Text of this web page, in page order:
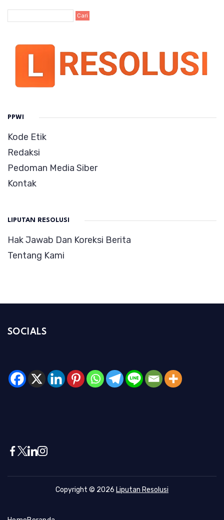
PPWI
Kode Etik
Redaksi
Pedoman Media Siber
Kontak
LIPUTAN RESOLUSI
Hak Jawab Dan Koreksi Berita
Tentang Kami
SOCIALS
Copyright © 2026 Liputan Resolusi